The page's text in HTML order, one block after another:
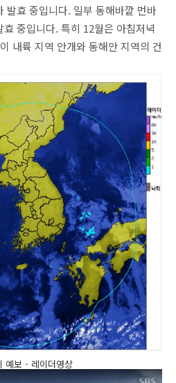
발효 중입니다. 일부 동해바깥 먼바
중입니다. 특히 12월은 아침저녁
내륙 지역 안개와 동해안 지역의 건
예보 - 레이더영상